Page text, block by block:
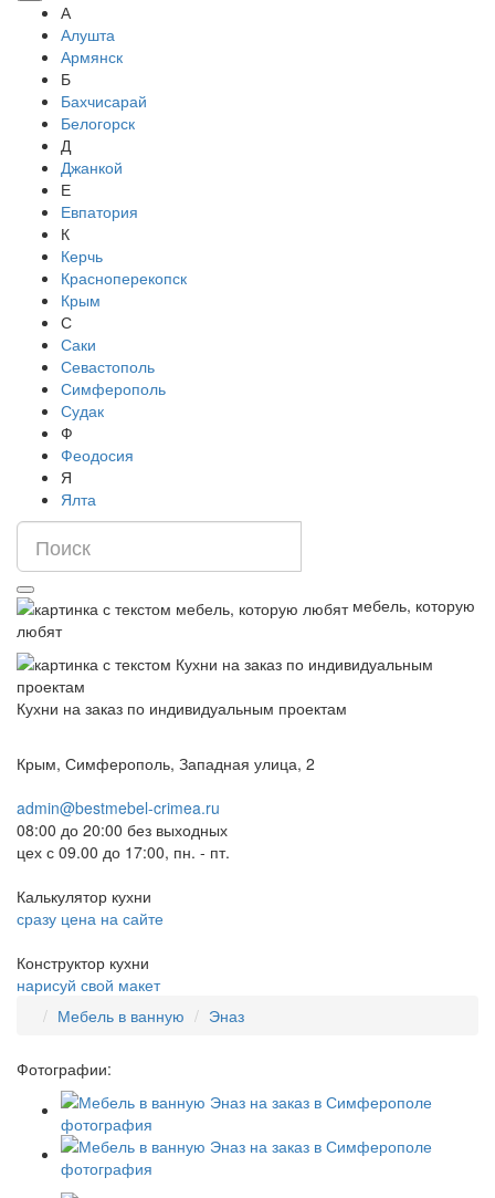
А
Алушта
Армянск
Б
Бахчисарай
Белогорск
Д
Джанкой
Е
Евпатория
К
Керчь
Красноперекопск
Крым
С
Саки
Севастополь
Симферополь
Судак
Ф
Феодосия
Я
Ялта
мебель, которую
любят
Кухни на заказ по индивидуальным проектам
Крым, Симферополь, Западная улица, 2
admin@bestmebel-crimea.ru
08:00 до 20:00 без выходных
цех с 09.00 до 17:00, пн. - пт.
Калькулятор кухни
сразу цена на сайте
Конструктор кухни
нарисуй свой макет
Мебель в ванную
Эназ
Фотографии: